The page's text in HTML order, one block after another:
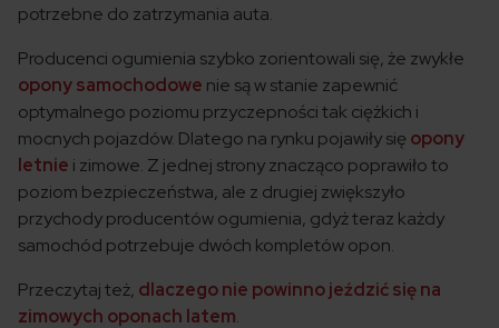
potrzebne do zatrzymania auta.
Producenci ogumienia szybko zorientowali się, że zwykłe
opony samochodowe nie są w stanie zapewnić
optymalnego poziomu przyczepności tak ciężkich i
mocnych pojazdów. Dlatego na rynku pojawiły się opony
letnie i zimowe. Z jednej strony znacząco poprawiło to
poziom bezpieczeństwa, ale z drugiej zwiększyło
przychody producentów ogumienia, gdyż teraz każdy
samochód potrzebuje dwóch kompletów opon.
Przeczytaj też, dlaczego nie powinno jeździć się na
zimowych oponach latem.